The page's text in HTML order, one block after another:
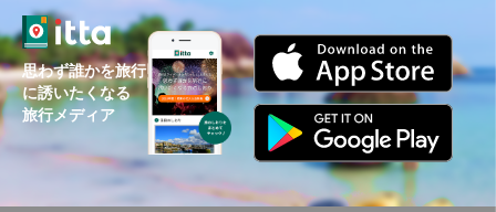
思わず誰かを旅行
に誘いたくなる
旅行メディア